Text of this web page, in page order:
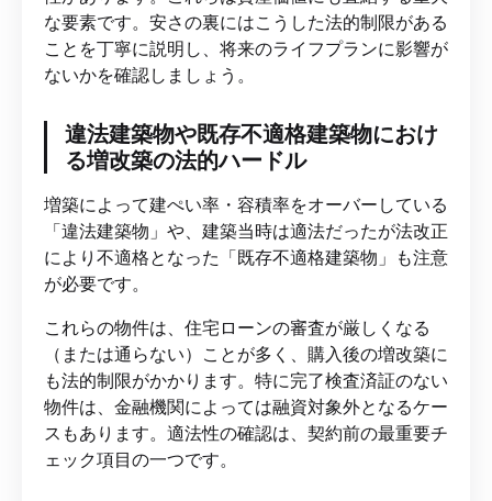
な要素です。安さの裏にはこうした法的制限がある
ことを丁寧に説明し、将来のライフプランに影響が
ないかを確認しましょう。
違法建築物や既存不適格建築物におけ
る増改築の法的ハードル
増築によって建ぺい率・容積率をオーバーしている
「違法建築物」や、建築当時は適法だったが法改正
により不適格となった「既存不適格建築物」も注意
が必要です。
これらの物件は、住宅ローンの審査が厳しくなる
（または通らない）ことが多く、購入後の増改築に
も法的制限がかかります。特に完了検査済証のない
物件は、金融機関によっては融資対象外となるケー
スもあります。適法性の確認は、契約前の最重要チ
ェック項目の一つです。